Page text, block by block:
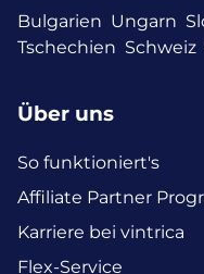
Bulgarien Ungarn
Tschechien Schweiz
Über uns
So funktioniert's
Affiliate Partner
Karriere bei vintrica
Flex-Service